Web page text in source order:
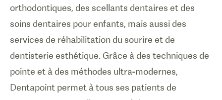
orthodontiques, des scellants dentaires et des
soins dentaires pour enfants, mais aussi des
services de réhabilitation du sourire et de
dentisterie esthétique. Grâce à des techniques de
pointe et à des méthodes ultra-modernes,
Dentapoint permet à tous ses patients de